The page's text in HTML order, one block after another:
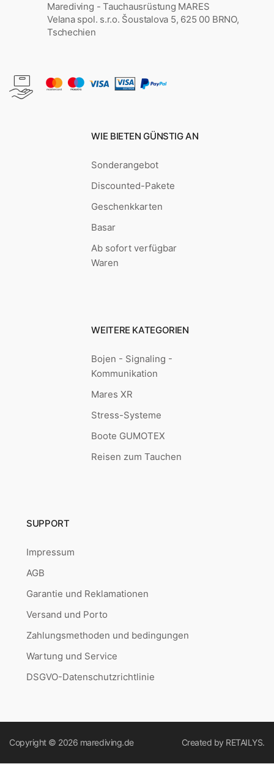
Marediving - Tauchausrüstung MARES
Velana spol. s.r.o. Šoustalova 5, 625 00 BRNO,
Tschechien
WIE BIETEN GÜNSTIG AN
Sonderangebot
Discounted-Pakete
Geschenkkarten
Basar
Ab sofort verfügbar
Waren
WEITERE KATEGORIEN
Bojen - Signaling -
Kommunikation
Mares XR
Stress-Systeme
Boote GUMOTEX
Reisen zum Tauchen
SUPPORT
Impressum
AGB
Garantie und Reklamationen
Versand und Porto
Zahlungsmethoden und bedingungen
Wartung und Service
DSGVO-Datenschutzrichtlinie
Copyright © 2026 marediving.de Created by RETAILYS.